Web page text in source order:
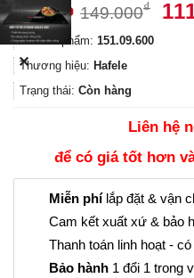
149.000₫
Giá
Mã sản phẩm: 151.09.600
Thương hiệu: Hafele
Trạng thái: Còn hàng
Liên hệ
để có giá tốt hơn
Miễn phílắp đặt & vận
Cam kết xuất xứ & bảo
Thanh toán linh hoạt -
Bảo hành 1 đổi 1 trong
✕